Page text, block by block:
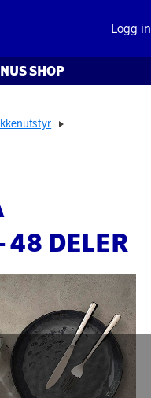
Logg in
SHOP
48 DELER